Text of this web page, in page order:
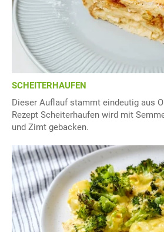
SCHEITERHAUFEN
Dieser Auflauf stammt eindeutig aus
Rezept Scheiterhaufen wird mit
und Zimt gebacken.